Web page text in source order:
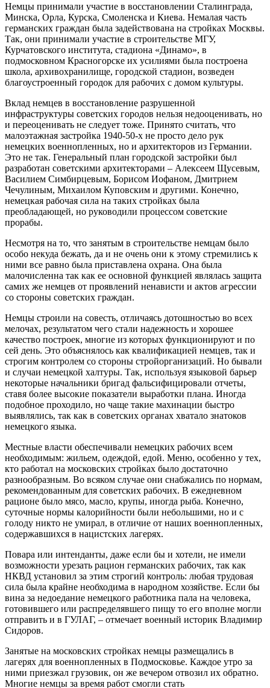
Немцы принимали участие в восстановлении Сталинграда,
Минска, Орла, Курска, Смоленска и Киева. Немалая часть
германских граждан была задействована на стройках Москвы.
Так, они принимали участие в строительстве МГУ,
Курчатовского института, стадиона «Динамо», в
подмосковном Красногорске их усилиями была построена
школа, архивохранилище, городской стадион, возведен
благоустроенный городок для рабочих с домом культуры.
Вклад немцев в восстановление разрушенной
инфраструктуры советских городов нельзя недооценивать, но
и переоценивать не следует тоже. Принято считать, что
малоэтажная застройка 1940-50-х не просто дело рук
немецких военнопленных, но и архитекторов из Германии.
Это не так. Генеральный план городской застройки был
разработан советскими архитекторами – Алексеем Щусевым,
Василием Симбирцевым, Борисом Иофаном, Дмитрием
Чечулиным, Михаилом Куповским и другими. Конечно,
немецкая рабочая сила на таких стройках была
преобладающей, но руководили процессом советские
прорабы.
Несмотря на то, что занятым в строительстве немцам было
особо некуда бежать, да и не очень они к этому стремились к
ними все равно была приставлена охрана. Она была
малочисленна так как ее основной функцией являлась защита
самих же немцев от проявлений ненависти и актов агрессии
со стороны советских граждан.
Немцы строили на совесть, отличаясь дотошностью во всех
мелочах, результатом чего стали надежность и хорошее
качество построек, многие из которых функционируют и по
сей день. Это объяснялось как квалификацией немцев, так и
строгим контролем со стороны стройорганизаций. Но бывали
и случаи немецкой халтуры. Так, используя языковой барьер
некоторые начальники бригад фальсифицировали отчеты,
ставя более высокие показатели выработки плана. Иногда
подобное проходило, но чаще такие махинации быстро
выявлялись, так как в советских органах хватало знатоков
немецкого языка.
Местные власти обеспечивали немецких рабочих всем
необходимым: жильем, одеждой, едой. Меню, особенно у тех,
кто работал на московских стройках было достаточно
разнообразным. Во всяком случае они снабжались по нормам,
рекомендованным для советских рабочих. В ежедневном
рационе было мясо, масло, крупы, иногда рыба. Конечно,
суточные нормы калорийности были небольшими, но и с
голоду никто не умирал, в отличие от наших военнопленных,
содержавшихся в нацистских лагерях.
Повара или интенданты, даже если бы и хотели, не имели
возможности урезать рацион германских рабочих, так как
НКВД установил за этим строгий контроль: любая трудовая
сила была крайне необходима в народном хозяйстве. Если бы
вина за недоедание немецкого работника пала на человека,
готовившего или распределявшего пищу то его вполне могли
отправить и в ГУЛАГ, – отмечает военный историк Владимир
Сидоров.
Занятые на московских стройках немцы размещались в
лагерях для военнопленных в Подмосковье. Каждое утро за
ними приезжал грузовик, он же вечером отвозил их обратно.
Многие немцы за время работ смогли стать